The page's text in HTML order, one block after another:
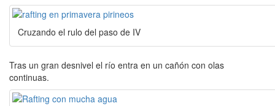
Cruzando el rulo del paso de IV
Tras un gran desnivel el río entra en un cañón con olas
continuas.